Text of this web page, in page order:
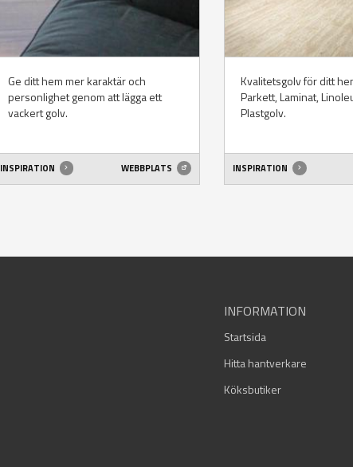
Ge ditt hem mer karaktär och
personlighet genom att lägga ett
vackert golv.
INSPIRATION WEBBPLATS
Kvalitetsgolv för ditt
Parkett, Laminat,
Plastgolv.
INSPIRATION
INFORMATION
Startsida
Hitta hantverkare
Köksbutiker